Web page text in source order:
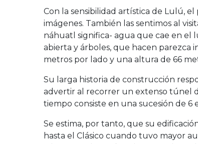
Con la sensibilidad artística de Lulú, el
imágenes. También las sentimos al
náhuatl significa- agua que cae en
abierta y árboles, que hacen parezca
metros por lado y una altura de 66
Su larga historia de construcción
advertir al recorrer un extenso túnel
tiempo consiste en una sucesión de 6
Se estima, por tanto, que su
hasta el Clásico cuando tuvo mayor